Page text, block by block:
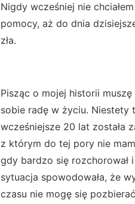
Nigdy wcześniej nie
pomocy, aż do dnia
zła.
Pisząc o mojej historii
sobie radę w życiu. Niestety
wcześniejsze 20 lat została
z którym do tej pory nie
gdy bardzo się rozchorował
sytuacja spowodowała, że
czasu nie mogę się